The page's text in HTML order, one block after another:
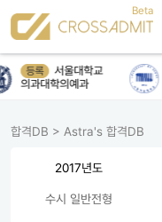
등록
서울대학교
의과대학의예과
합격DB > Astra's 합격DB
2017년도
수시 일반전형